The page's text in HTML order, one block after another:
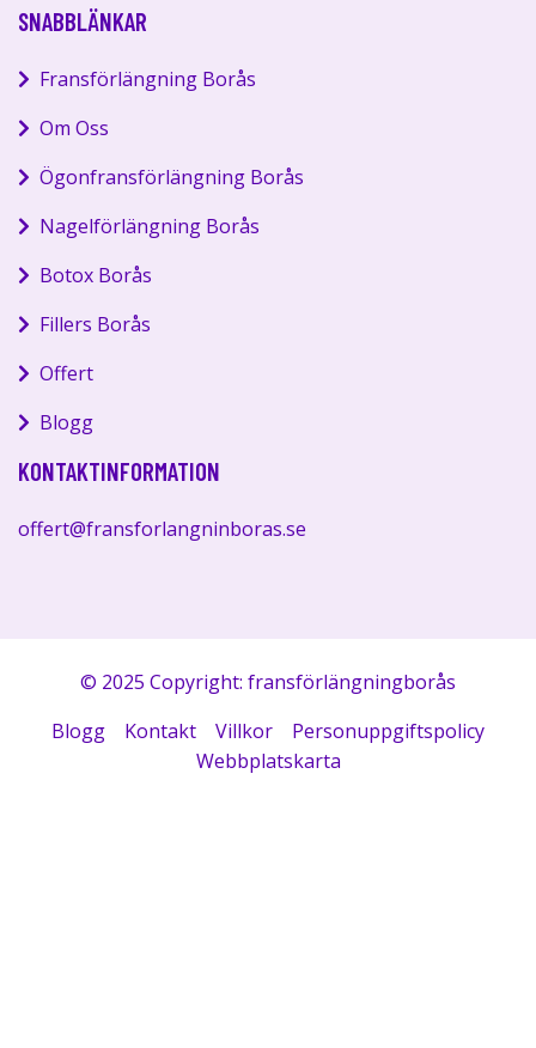
SNABBLÄNKAR
Fransförlängning Borås
Om Oss
Ögonfransförlängning Borås
Nagelförlängning Borås
Botox Borås
Fillers Borås
Offert
Blogg
KONTAKTINFORMATION
offert@fransforlangninboras.se
© 2025 Copyright: fransförlängningborås
Blogg
Kontakt Villkor
Personuppgiftspolicy
Webbplatskarta